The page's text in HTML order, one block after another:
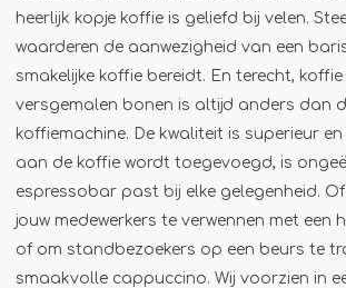
Chocolademelkkraam
Espressobar
Foodtruck
Glühweinkraam
Hamburgerkraam
Hotdogkraam
heerlijk kopje koffie is geliefd bij velen.
waarderen de aanwezigheid van een
smakelijke koffie bereidt. En terecht,
versgemalen bonen is altijd anders dan
koffiemachine. De kwaliteit is superieur
aan de koffie wordt toegevoegd, is
espressobar past bij elke gelegenheid.
jouw medewerkers te verwennen met een
of om standbezoekers op een beurs te
smaakvolle cappuccino. Wij voorzien in